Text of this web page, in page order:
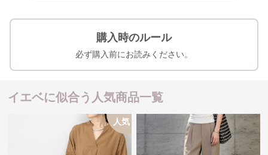
購入時のルール
必ず購入前にお読みください。
イエベに似合う人気商品一覧
人気